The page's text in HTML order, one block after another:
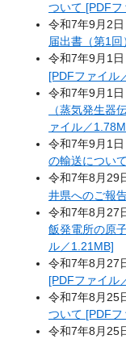
ついて [PDF
令和7年9月2
届出書（第1
令和7年9月1
[PDFファイル
令和7年9月1
（蒸気発生器
ァイル／
令和7年9月1
の輸送につい
令和7年8月29
井県へのご報
令和7年8月27
飯発電所の原
ル／1.21MB]
令和7年8月27
[PDFファイル
令和7年8月25
ついて [PDF
令和7年8月25